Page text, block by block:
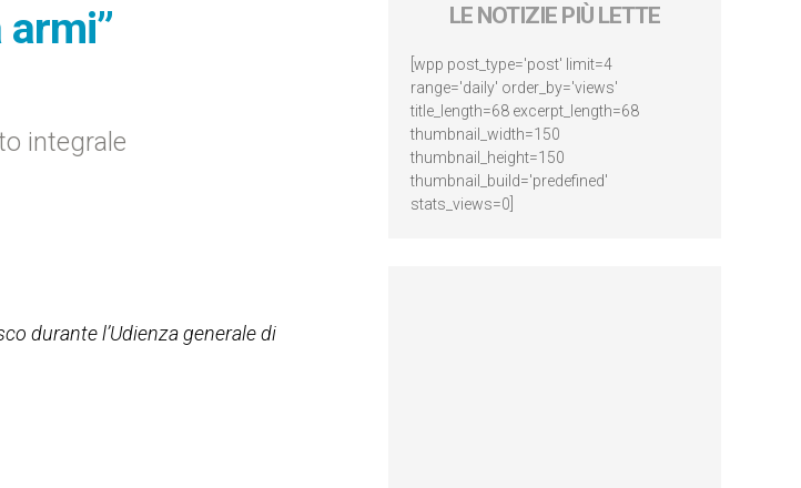
integrale
durante l’Udienza generale di
LE NOTIZIE PIÙ LETTE
[wpp post_type='post' limit=4
range='daily' order_by='views'
title_length=68 excerpt_length=68
thumbnail_width=150
thumbnail_height=150
thumbnail_build='predefined'
stats_views=0]